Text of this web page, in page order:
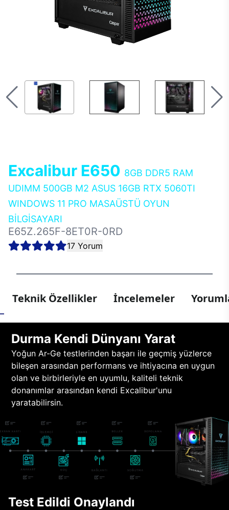
Excalibur E650 8GB DDR5 RAM
UDIMM 500GB M2 ASUS 16GB RTX 5060TI
WINDOWS 11 PRO MASAÜSTÜ OYUN
BİLGİSAYARI
E65Z.265F-8ET0R-0RD
17 Yorum
Teknik Özellikler İncelemeler
Durma Kendi Dünyanı Yarat
Yoğun Ar-Ge testlerinden başarı ile geçmiş yüzlerce
bileşen arasından performans ve ihtiyacına en uygun
olan ve birbirleriyle en uyumlu, kaliteli teknik
donanımlar arasından kendi Excalibur'unu
yaratabilirsin.
Test Edildi Onaylandı